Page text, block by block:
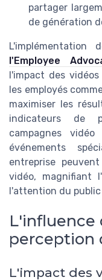
partager
de génération
L'implémentation
l'Employee
l'impact des
les employés
maximiser les
indicateurs de
campagnes
événements
entreprise
vidéo, magnifiant
l'attention du public
L'influence
perception
L'impact des